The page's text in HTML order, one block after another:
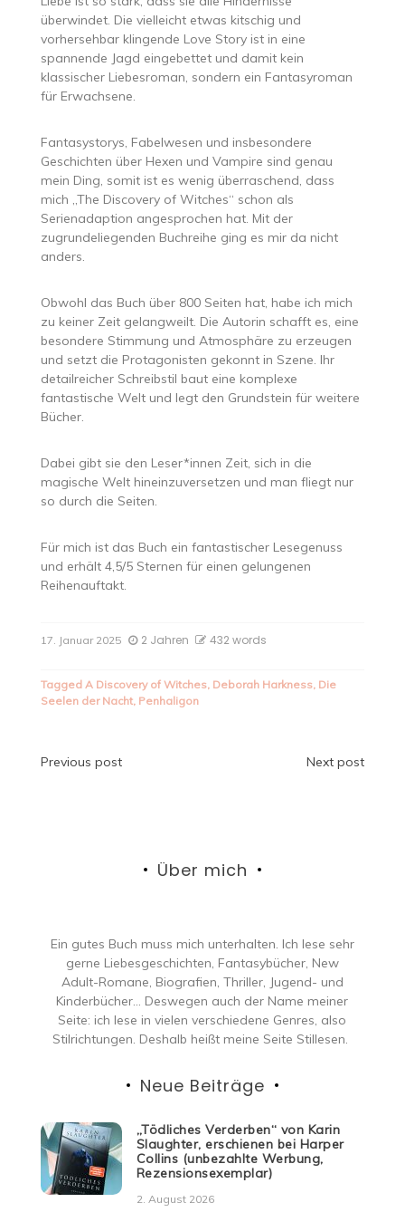
überwindet. Die vielleicht etwas kitschig und
vorhersehbar klingende Love Story ist in eine
spannende Jagd eingebettet und damit kein
klassischer Liebesroman, sondern ein Fantasyroman
für Erwachsene.
Fantasystorys, Fabelwesen und insbesondere
Geschichten über Hexen und Vampire sind genau
mein Ding, somit ist es wenig überraschend, dass
mich „The Discovery of Witches“ schon als
Serienadaption angesprochen hat. Mit der
zugrundeliegenden Buchreihe ging es mir da nicht
anders.
Obwohl das Buch über 800 Seiten hat, habe ich mich
zu keiner Zeit gelangweilt. Die Autorin schafft es, eine
besondere Stimmung und Atmosphäre zu erzeugen
und setzt die Protagonisten gekonnt in Szene. Ihr
detailreicher Schreibstil baut eine komplexe
fantastische Welt und legt den Grundstein für weitere
Bücher.
Dabei gibt sie den Leser*innen Zeit, sich in die
magische Welt hineinzuversetzen und man fliegt nur
so durch die Seiten.
Für mich ist das Buch ein fantastischer Lesegenuss
und erhält 4,5/5 Sternen für einen gelungenen
Reihenauftakt.
17. Januar 2025 2 Jahren 432 words
Tagged A Discovery of Witches, Deborah Harkness, Die
Seelen der Nacht, Penhaligon
Beitragsnavigation
Previous post Next post
Über mich
Ein gutes Buch muss mich unterhalten. Ich lese sehr
gerne Liebesgeschichten, Fantasybücher, New
Adult-Romane, Biografien, Thriller, Jugend- und
Kinderbücher… Deswegen auch der Name meiner
Seite: ich lese in vielen verschiedene Genres, also
Stilrichtungen. Deshalb heißt meine Seite Stillesen.
Neue Beiträge
„Tödliches Verderben“ von Karin
Slaughter, erschienen bei Harper
Collins (unbezahlte Werbung,
Rezensionsexemplar)
2. August 2026